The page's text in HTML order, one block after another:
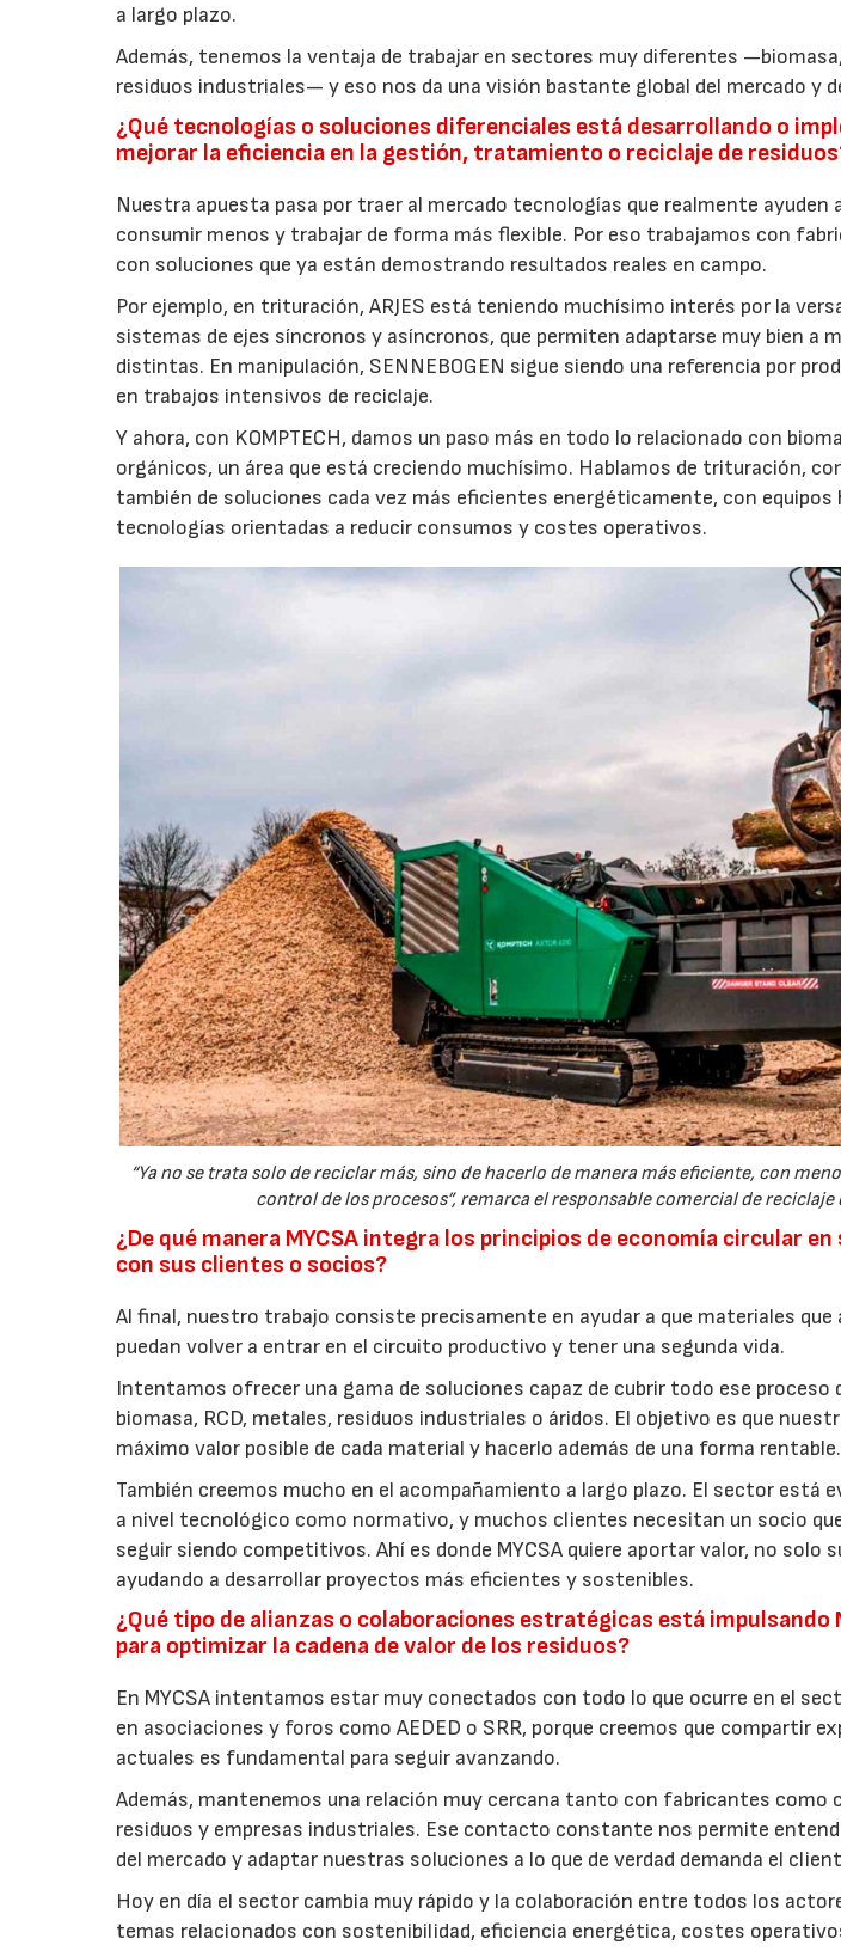
a largo plazo.
Además, tenemos la ventaja de trabajar en sectores muy diferentes
residuos industriales— y eso nos da una visión bastante global del mercado y
¿Qué tecnologías o soluciones diferenciales está desarrollando o
mejorar la eficiencia en la gestión, tratamiento o reciclaje de
Nuestra apuesta pasa por traer al mercado tecnologías que realmente ayuden
consumir menos y trabajar de forma más flexible. Por eso trabajamos con
con soluciones que ya están demostrando resultados reales en campo.
Por ejemplo, en trituración, ARJES está teniendo muchísimo interés por la
sistemas de ejes síncronos y asíncronos, que permiten adaptarse muy bien a
distintas. En manipulación, SENNEBOGEN sigue siendo una referencia por
en trabajos intensivos de reciclaje.
Y ahora, con KOMPTECH, damos un paso más en todo lo relacionado con
orgánicos, un área que está creciendo muchísimo. Hablamos de trituración,
también de soluciones cada vez más eficientes energéticamente, con
tecnologías orientadas a reducir consumos y costes operativos.
“Ya no se trata solo de reciclar más, sino de hacerlo de manera más eficiente, con
control de los procesos”, remarca el responsable comercial de reciclaje
¿De qué manera MYCSA integra los principios de economía circular
con sus clientes o socios?
Al final, nuestro trabajo consiste precisamente en ayudar a que materiales
puedan volver a entrar en el circuito productivo y tener una segunda vida.
Intentamos ofrecer una gama de soluciones capaz de cubrir todo ese proceso
biomasa, RCD, metales, residuos industriales o áridos. El objetivo es que
máximo valor posible de cada material y hacerlo además de una forma rentable.
También creemos mucho en el acompañamiento a largo plazo. El sector está
a nivel tecnológico como normativo, y muchos clientes necesitan un socio
seguir siendo competitivos. Ahí es donde MYCSA quiere aportar valor, no solo
ayudando a desarrollar proyectos más eficientes y sostenibles.
¿Qué tipo de alianzas o colaboraciones estratégicas está impulsando
para optimizar la cadena de valor de los residuos?
En MYCSA intentamos estar muy conectados con todo lo que ocurre en el
en asociaciones y foros como AEDED o SRR, porque creemos que compartir
actuales es fundamental para seguir avanzando.
Además, mantenemos una relación muy cercana tanto con fabricantes como
residuos y empresas industriales. Ese contacto constante nos permite
del mercado y adaptar nuestras soluciones a lo que de verdad demanda el
Hoy en día el sector cambia muy rápido y la colaboración entre todos los
temas relacionados con sostenibilidad, eficiencia energética, costes